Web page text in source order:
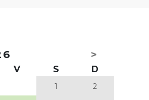
>
V S D
1 2